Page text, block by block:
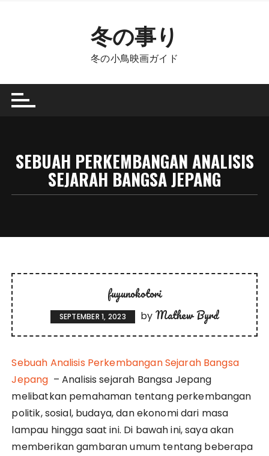
冬の事り
冬の小鳥映画ガイド
SEBUAH PERKEMBANGAN ANALISIS
SEJARAH BANGSA JEPANG
fuyunokotori
SEPTEMBER 1, 2023 by Mathew Byrd
Sebuah Analisis Perkembangan Sejarah Bangsa
Jepang – Analisis sejarah Bangsa Jepang
melibatkan pemahaman tentang perkembangan
politik, sosial, budaya, dan ekonomi dari masa
lampau hingga saat ini. Di bawah ini, saya akan
memberikan gambaran umum tentang beberapa